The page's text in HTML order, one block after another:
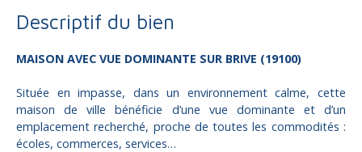
Descriptif du bien
MAISON AVEC VUE DOMINANTE SUR BRIVE (19100)
Située en impasse, dans un environnement calme, cette
maison de ville bénéficie d’une vue dominante et d’un
emplacement recherché, proche de toutes les commodités :
écoles, commerces, services…